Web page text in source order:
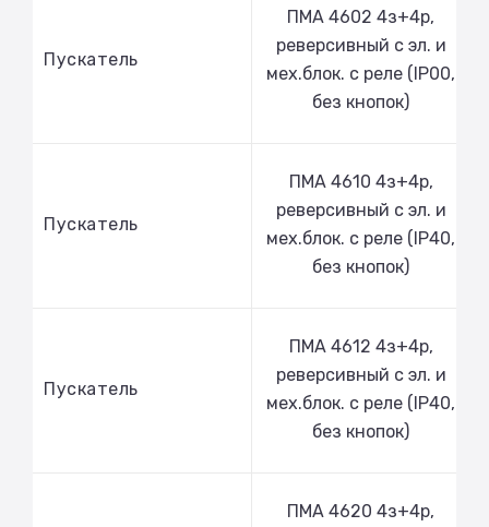
Пускатель
ПМА 4602 4з+4р,
реверсивный с эл. и
мех.блок. с реле (IP00,
без кнопок)
Пускатель
ПМА 4610 4з+4р,
реверсивный с эл. и
мех.блок. с реле (IP40,
без кнопок)
Пускатель
ПМА 4612 4з+4р,
реверсивный с эл. и
мех.блок. с реле (IP40,
без кнопок)
ПМА 4620 4з+4р,